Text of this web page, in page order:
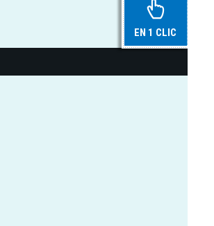
EN 1 CLIC